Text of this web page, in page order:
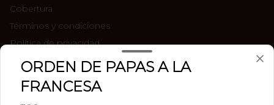
Cobertura
Términos y condiciones
Política de privacidad
Redes sociales
ORDEN DE PAPAS A LA
FRANCESA